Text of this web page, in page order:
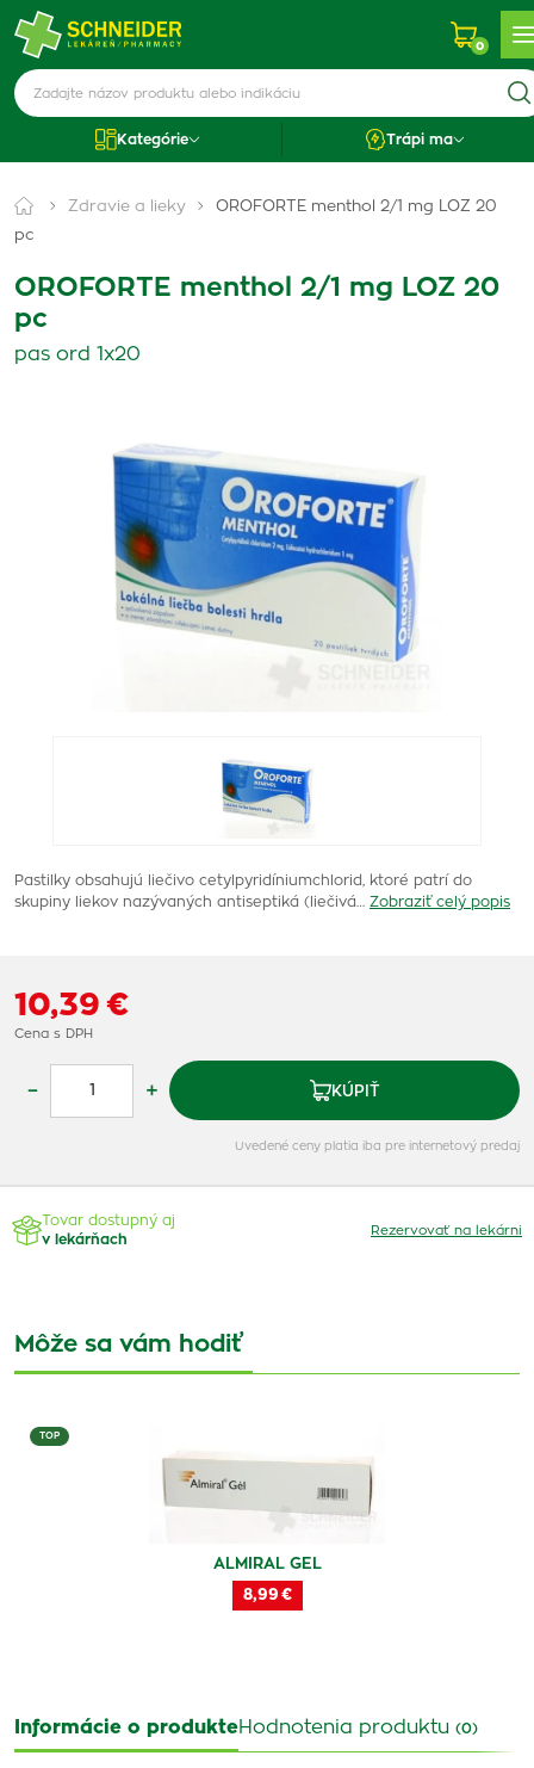
0
Kategórie Trápi ma
Zdravie a lieky
OROFORTE menthol 2/1 mg LOZ 20
pc
OROFORTE menthol 2/1 mg LOZ 20
pc
pas ord 1x20
Pastilky obsahujú liečivo cetylpyridíniumchlorid, ktoré patrí do
skupiny liekov nazývaných antiseptiká (liečivá…
Zobraziť celý popis
10,39 €
Cena s DPH
– + KÚPIŤ
Uvedené ceny platia iba pre internetový predaj
Tovar dostupný aj
v lekárňach
Rezervovať na lekárni
Môže sa vám hodiť
TOP
ALMIRAL GEL
8,99 €
Informácie o produkteHodnotenia produktu (0)